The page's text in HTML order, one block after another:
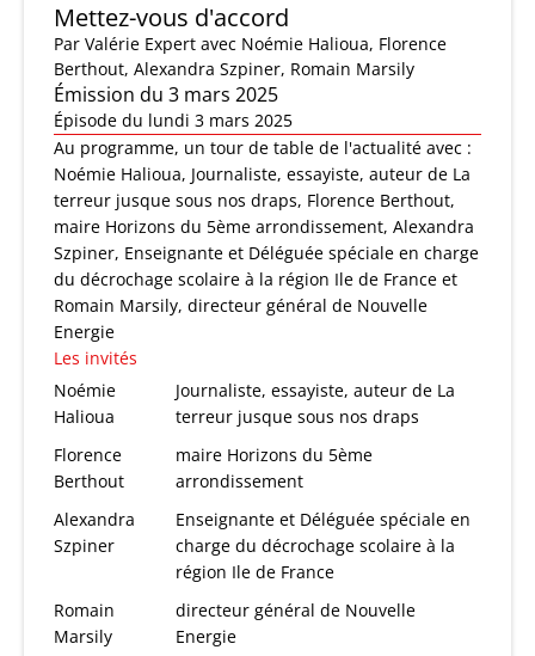
Mettez-vous d'accord
Par Valérie Expert avec Noémie Halioua, Florence
Berthout, Alexandra Szpiner, Romain Marsily
Émission du 3 mars 2025
Épisode du lundi 3 mars 2025
Au programme, un tour de table de l'actualité avec :
Noémie Halioua, Journaliste, essayiste, auteur de La
terreur jusque sous nos draps, Florence Berthout,
maire Horizons du 5ème arrondissement, Alexandra
Szpiner, Enseignante et Déléguée spéciale en charge
du décrochage scolaire à la région Ile de France et
Romain Marsily, directeur général de Nouvelle
Energie
Les invités
Noémie
Halioua
Journaliste, essayiste, auteur de La
terreur jusque sous nos draps
Florence
Berthout
maire Horizons du 5ème
arrondissement
Alexandra
Szpiner
Enseignante et Déléguée spéciale en
charge du décrochage scolaire à la
région Ile de France
Romain
Marsily
directeur général de Nouvelle
Energie